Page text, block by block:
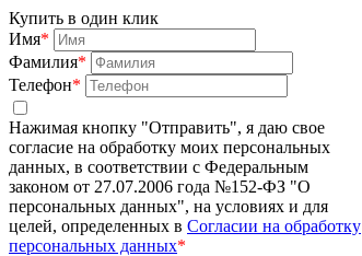
Купить в один клик
Имя*
Фамилия*
Телефон*
Нажимая кнопку "Отправить", я даю свое
согласие на обработку моих персональных
данных, в соответствии с Федеральным
законом от 27.07.2006 года №152-ФЗ "О
персональных данных", на условиях и для
целей, определенных в Согласии на обработку
персональных данных*